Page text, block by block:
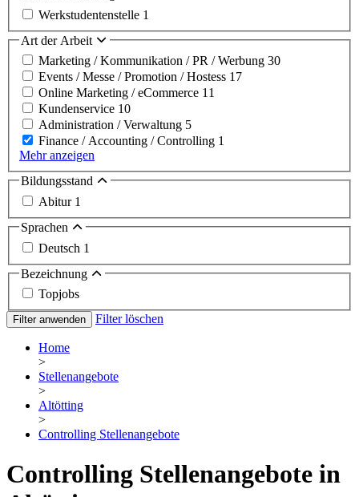
Werkstudentenstelle 1
Art der Arbeit
Marketing / Kommunikation / PR / Werbung 30
Events / Messe / Promotion / Hostess 17
Online Marketing / eCommerce 11
Kundenservice 10
Administration / Verwaltung 5
Finance / Accounting / Controlling 1
Mehr anzeigen
Bildungsstand
Abitur 1
Sprachen
Deutsch 1
Bezeichnung
Topjobs
Filter anwenden Filter löschen
Home
>
Stellenangebote
>
Altötting
>
Controlling Stellenangebote
Controlling Stellenangebote in